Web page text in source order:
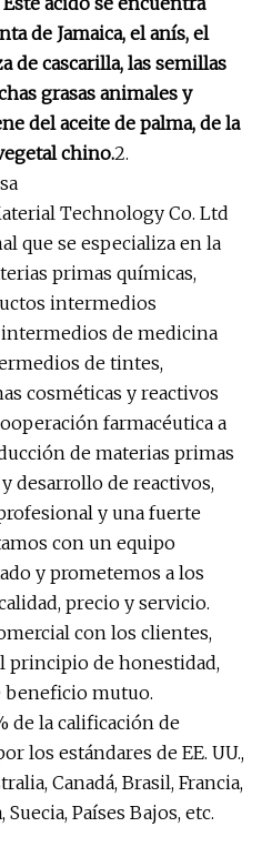
de Jamaica, el anís, el
de cascarilla, las semillas
grasas animales y
del aceite de palma, de la
chino.2.
Technology Co. Ltd
que se especializa en la
primas químicas,
intermedios
de medicina
de tintes,
cosméticas y reactivos
farmacéutica a
de materias primas
desarrollo de reactivos,
y una fuerte
con un equipo
y prometemos a los
precio y servicio.
con los clientes,
principio de honestidad,
mutuo.
de la calificación de
los estándares de EE. UU.,
Canadá, Brasil, Francia,
Países Bajos, etc.